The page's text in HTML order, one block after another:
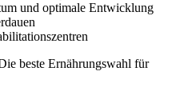
und optimale Entwicklung
beste Ernährungswahl für